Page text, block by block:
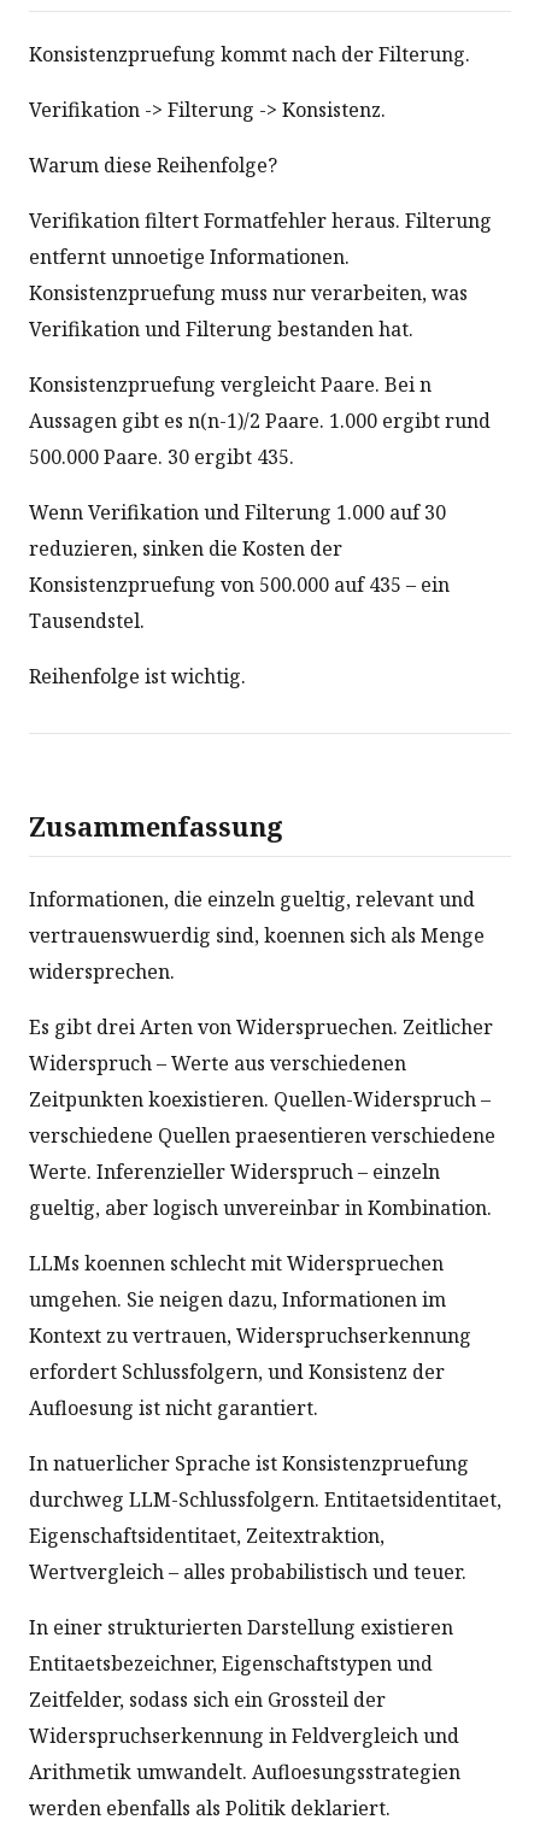
Konsistenzpruefung kommt nach der Filterung.
Verifikation -> Filterung -> Konsistenz.
Warum diese Reihenfolge?
Verifikation filtert Formatfehler heraus. Filterung
entfernt unnoetige Informationen.
Konsistenzpruefung muss nur verarbeiten, was
Verifikation und Filterung bestanden hat.
Konsistenzpruefung vergleicht Paare. Bei n
Aussagen gibt es n(n-1)/2 Paare. 1.000 ergibt rund
500.000 Paare. 30 ergibt 435.
Wenn Verifikation und Filterung 1.000 auf 30
reduzieren, sinken die Kosten der
Konsistenzpruefung von 500.000 auf 435 – ein
Tausendstel.
Reihenfolge ist wichtig.
Zusammenfassung
Informationen, die einzeln gueltig, relevant und
vertrauenswuerdig sind, koennen sich als Menge
widersprechen.
Es gibt drei Arten von Widerspruechen. Zeitlicher
Widerspruch – Werte aus verschiedenen
Zeitpunkten koexistieren. Quellen-Widerspruch –
verschiedene Quellen praesentieren verschiedene
Werte. Inferenzieller Widerspruch – einzeln
gueltig, aber logisch unvereinbar in Kombination.
LLMs koennen schlecht mit Widerspruechen
umgehen. Sie neigen dazu, Informationen im
Kontext zu vertrauen, Widerspruchserkennung
erfordert Schlussfolgern, und Konsistenz der
Aufloesung ist nicht garantiert.
In natuerlicher Sprache ist Konsistenzpruefung
durchweg LLM-Schlussfolgern. Entitaetsidentitaet,
Eigenschaftsidentitaet, Zeitextraktion,
Wertvergleich – alles probabilistisch und teuer.
In einer strukturierten Darstellung existieren
Entitaetsbezeichner, Eigenschaftstypen und
Zeitfelder, sodass sich ein Grossteil der
Widerspruchserkennung in Feldvergleich und
Arithmetik umwandelt. Aufloesungsstrategien
werden ebenfalls als Politik deklariert.